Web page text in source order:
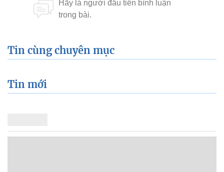
Tin cùng chuyên mục
Tin mới